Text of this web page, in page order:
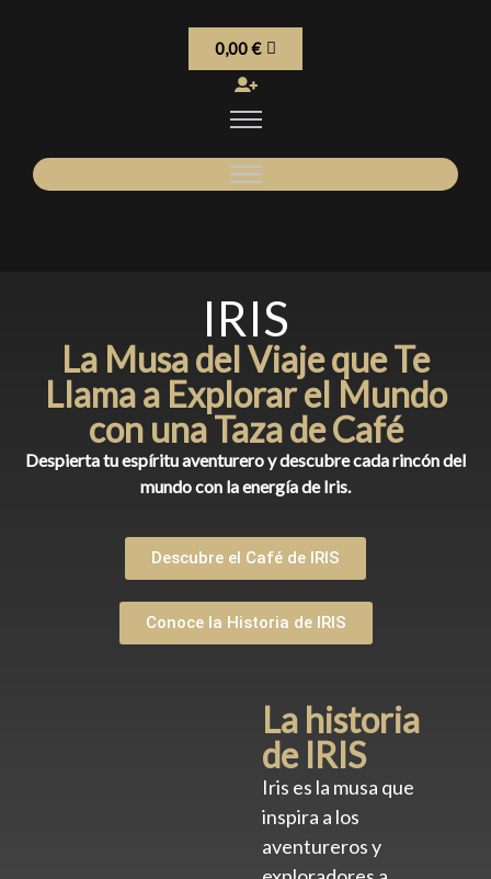
0,00€
IRIS
La Musa del Viaje que Te
Llama a Explorar el Mundo
con una Taza de Café
Despierta tu espíritu aventurero y descubre cada rincón del
mundo con la energía de Iris.
Descubre el Café de IRIS
Conoce la Historia de IRIS
La historia
de IRIS
Iris es la musa que
inspira a los
aventureros y